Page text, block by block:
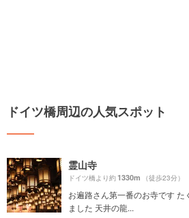
ドイツ橋周辺の人気スポット
霊山寺
ドイツ橋より約1330m （徒歩23分）
お遍路さん第一番のお寺です
ました 天井の龍...